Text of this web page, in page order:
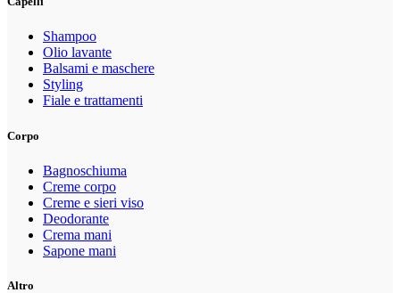
Shampoo
Olio lavante
Balsami e maschere
Styling
Fiale e trattamenti
Corpo
Bagnoschiuma
Creme corpo
Creme e sieri viso
Deodorante
Crema mani
Sapone mani
Altro